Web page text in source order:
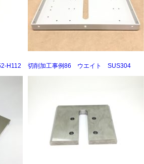
H112 切削加工事例86 ウエイト SUS304